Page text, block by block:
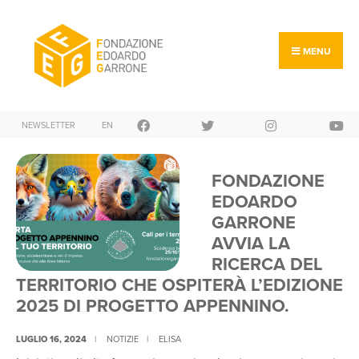
content
MENU
NEWSLETTER EN
FONDAZIONE
EDOARDO
GARRONE
AVVIA LA
RICERCA DEL
TERRITORIO CHE OSPITERÀ L’EDIZIONE
2025 DI PROGETTO APPENNINO.
LUGLIO 16, 2024 | NOTIZIE | ELISA
for: